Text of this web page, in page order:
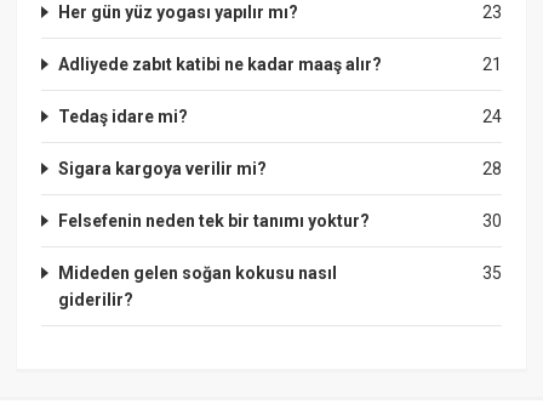
23
Her gün yüz yogası yapılır mı?
21
Adliyede zabıt katibi ne kadar maaş alır?
24
Tedaş idare mi?
28
Sigara kargoya verilir mi?
30
Felsefenin neden tek bir tanımı yoktur?
35
Mideden gelen soğan kokusu nasıl
giderilir?